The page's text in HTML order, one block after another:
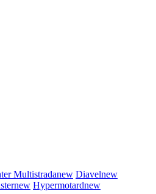
Multistradanew Diavelnew
new Hypermotardnew